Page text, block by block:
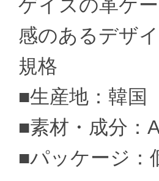
ゲイズの革ケ
感のあるデザ
規格
■生産地：韓国
■素材・成分：
■パッケージ：